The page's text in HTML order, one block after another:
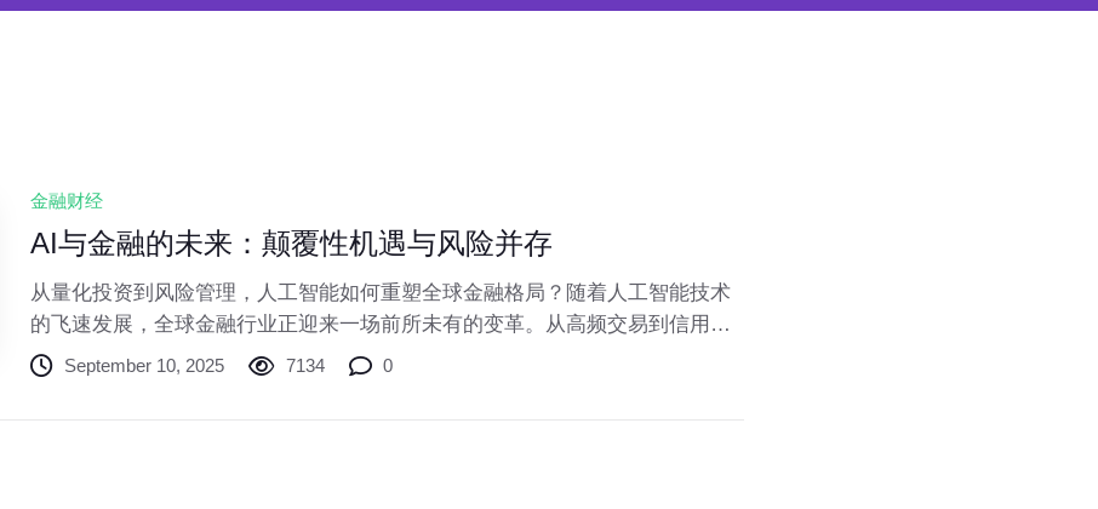
金融财经
AI与金融的未来：颠覆性机遇与风险并存
从量化投资到风险管理，人工智能如何重塑全球金融格局？随着人工智能技术
的飞速发展，全球金融行业正迎来一场前所未有的变革。从高频交易到信用评
估，从风险管理到客户服务，AI的应用正在深刻改变金融业务的运作方式。然
September 10, 2025 7134 0